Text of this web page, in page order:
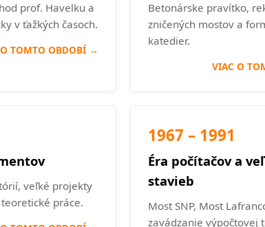
prof. Havelku a
v ťažkých časoch.
TOMTO OBDOBÍ →
Betonárske pravítko,
zničených mostov a
katedier.
VIAC O
veľké projekty
práce.
1967 – 1991
Éra počítačov a
stavieb
Most SNP, Most
zavádzanie výpočtovej